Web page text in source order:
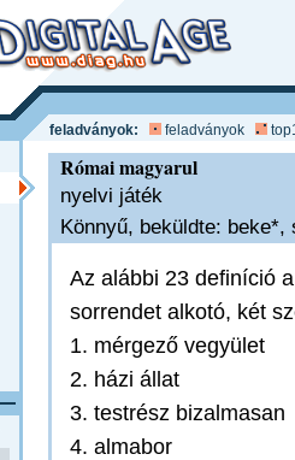
feladványok: feladványok
Római magyarul
nyelvi játék
Könnyű, beküldte:
Az alábbi 23 definíció
sorrendet alkotó, két
1. mérgező vegyület
2. házi állat
3. testrész bizalmasan
4. almabor